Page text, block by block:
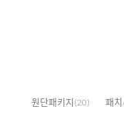
원단패키지 (20) 패